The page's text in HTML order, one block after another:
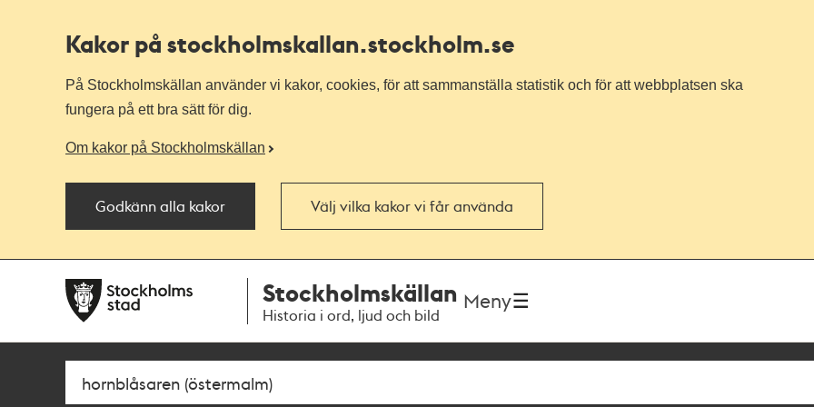
Kakor på stockholmskallan.stockholm.se
På Stockholmskällan använder vi kakor, cookies, för att sammanställa statistik och för att webbplatsen ska
fungera på ett bra sätt för dig.
Om kakor på Stockholmskällan
Godkänn alla kakor Välj vilka kakor vi får använda
navigationen
huvudinnehållet
Stockholmskällan
Historia i ord, ljud och bild
Meny
SökFritextsök